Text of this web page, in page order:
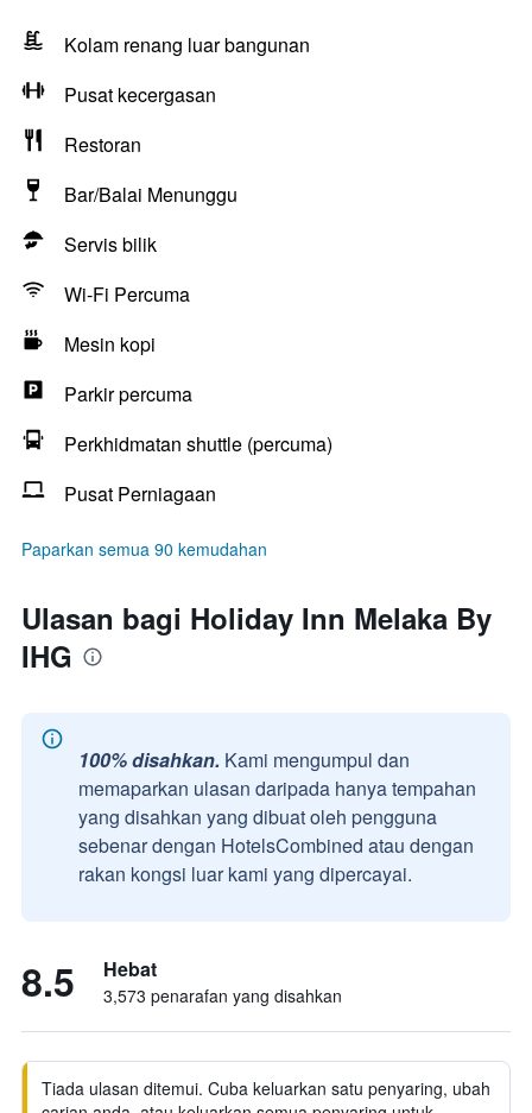
Kolam renang luar bangunan
Pusat kecergasan
Restoran
Bar/Balai Menunggu
Servis bilik
Wi-Fi Percuma
Mesin kopi
Parkir percuma
Perkhidmatan shuttle (percuma)
Pusat Perniagaan
Paparkan semua 90 kemudahan
Ulasan bagi Holiday Inn Melaka By
IHG
100% disahkan. Kami mengumpul dan
memaparkan ulasan daripada hanya tempahan
yang disahkan yang dibuat oleh pengguna
sebenar dengan HotelsCombined atau dengan
rakan kongsi luar kami yang dipercayai.
8.5 Hebat
3,573 penarafan yang disahkan
Tiada ulasan ditemui. Cuba keluarkan satu penyaring, ubah